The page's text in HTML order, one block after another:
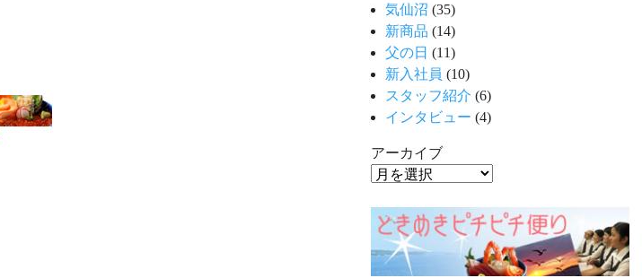
気仙沼 (35)
新商品 (14)
父の日 (11)
新入社員 (10)
スタッフ紹介 (6)
インタビュー (4)
アーカイブ